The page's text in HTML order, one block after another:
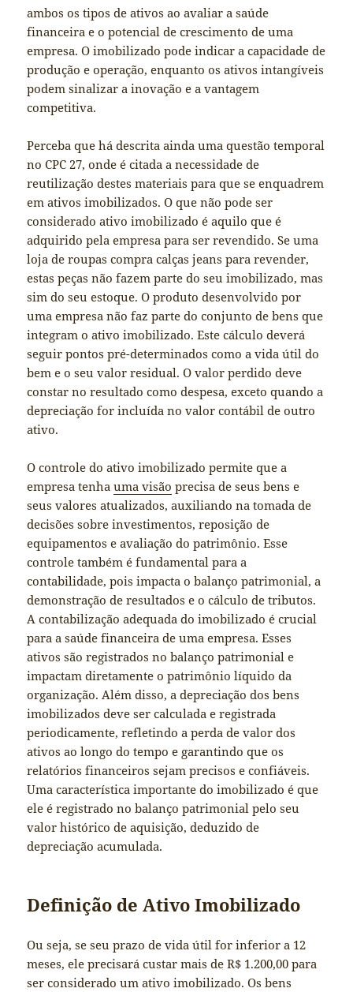
ambos os tipos de ativos ao avaliar a saúde
financeira e o potencial de crescimento de uma
empresa. O imobilizado pode indicar a capacidade de
produção e operação, enquanto os ativos intangíveis
podem sinalizar a inovação e a vantagem
competitiva.
Perceba que há descrita ainda uma questão temporal
no CPC 27, onde é citada a necessidade de
reutilização destes materiais para que se enquadrem
em ativos imobilizados. O que não pode ser
considerado ativo imobilizado é aquilo que é
adquirido pela empresa para ser revendido. Se uma
loja de roupas compra calças jeans para revender,
estas peças não fazem parte do seu imobilizado, mas
sim do seu estoque. O produto desenvolvido por
uma empresa não faz parte do conjunto de bens que
integram o ativo imobilizado. Este cálculo deverá
seguir pontos pré-determinados como a vida útil do
bem e o seu valor residual. O valor perdido deve
constar no resultado como despesa, exceto quando a
depreciação for incluída no valor contábil de outro
ativo.
O controle do ativo imobilizado permite que a
empresa tenhauma visão precisa de seus bens e
seus valores atualizados, auxiliando na tomada de
decisões sobre investimentos, reposição de
equipamentos e avaliação do patrimônio. Esse
controle também é fundamental para a
contabilidade, pois impacta o balanço patrimonial, a
demonstração de resultados e o cálculo de tributos.
A contabilização adequada do imobilizado é crucial
para a saúde financeira de uma empresa. Esses
ativos são registrados no balanço patrimonial e
impactam diretamente o patrimônio líquido da
organização. Além disso, a depreciação dos bens
imobilizados deve ser calculada e registrada
periodicamente, refletindo a perda de valor dos
ativos ao longo do tempo e garantindo que os
relatórios financeiros sejam precisos e confiáveis.
Uma característica importante do imobilizado é que
ele é registrado no balanço patrimonial pelo seu
valor histórico de aquisição, deduzido de
depreciação acumulada.
Definição de Ativo Imobilizado
Ou seja, se seu prazo de vida útil for inferior a 12
meses, ele precisará custar mais de R$ 1.200,00 para
ser considerado um ativo imobilizado. Os bens